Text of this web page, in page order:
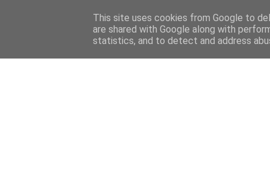
This site uses cookies from Google to
are shared with Google along with
statistics, and to detect and address